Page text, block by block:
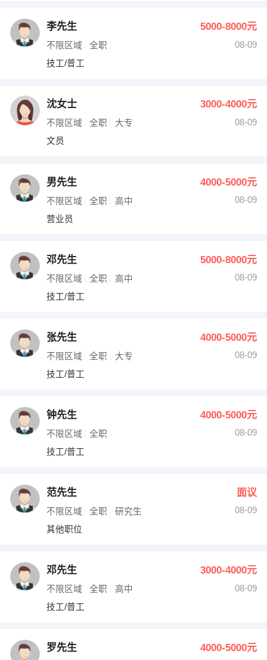
李先生 5000-8000元
不限区域 全职
08-09
技工/普工
沈女士 3000-4000元
不限区域 全职 大专
08-09
文员
男先生 4000-5000元
不限区域 全职 高中
08-09
营业员
邓先生 5000-8000元
不限区域 全职 高中
08-09
技工/普工
张先生 4000-5000元
不限区域 全职 大专
08-09
技工/普工
钟先生 4000-5000元
不限区域 全职
08-09
技工/普工
范先生 面议
不限区域 全职 研究生
08-09
其他职位
邓先生 3000-4000元
不限区域 全职 高中
08-09
技工/普工
罗先生 4000-5000元